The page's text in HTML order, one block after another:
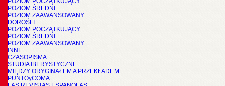
POZIOM POCZĄTKUJĄCY
POZIOM ŚREDNI
POZIOM ZAAWANSOWANY
DOROŚLI
POZIOM POCZĄTKUJĄCY
POZIOM ŚREDNI
POZIOM ZAAWANSOWANY
INNE
CZASOPISMA
STUDIA IBERYSTYCZNE
MIĘDZY ORYGINAŁEM A PRZEKŁADEM
PUNTOyCOMA